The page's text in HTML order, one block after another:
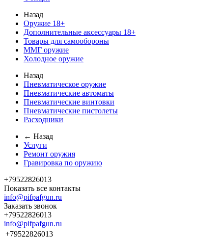
Назад
Оружие 18+
Дополнительные аксессуары 18+
Товары для самообороны
ММГ оружие
Холодное оружие
Назад
Пневматическое оружие
Пневматические автоматы
Пневматические винтовки
Пневматические пистолеты
Расходники
← Назад
Услуги
Ремонт оружия
Гравировка по оружию
+79522826013
Показать все контакты
info@pifpafgun.ru
Заказать звонок
+79522826013
info@pifpafgun.ru
+79522826013